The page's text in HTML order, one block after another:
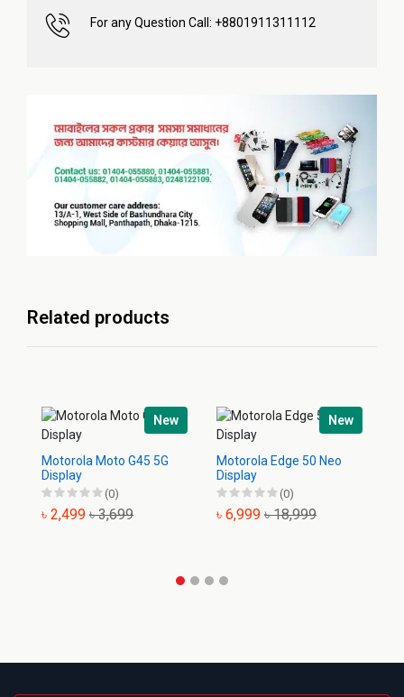
For any Question Call: +8801911311112
Related products
New
Motorola Moto G45 5G
Display
(0)
৳ 2,499 ৳ 3,699
New
Motorola Edge 50 Neo
Display
(0)
৳ 6,999 ৳ 18,999